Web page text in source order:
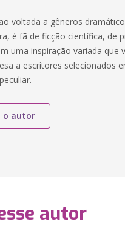
voltada a gêneros
é fã de ficção científica, de
uma inspiração variada que
a escritores selecionados
o autor
autor